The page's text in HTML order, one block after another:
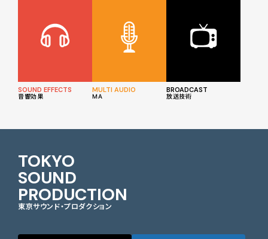
SOUND EFFECTS
音響効果
MULTI AUDIO
MA
BROADCAST
放送技術
TOKYO
SOUND
PRODUCTION
東京サウンド・プロダクション